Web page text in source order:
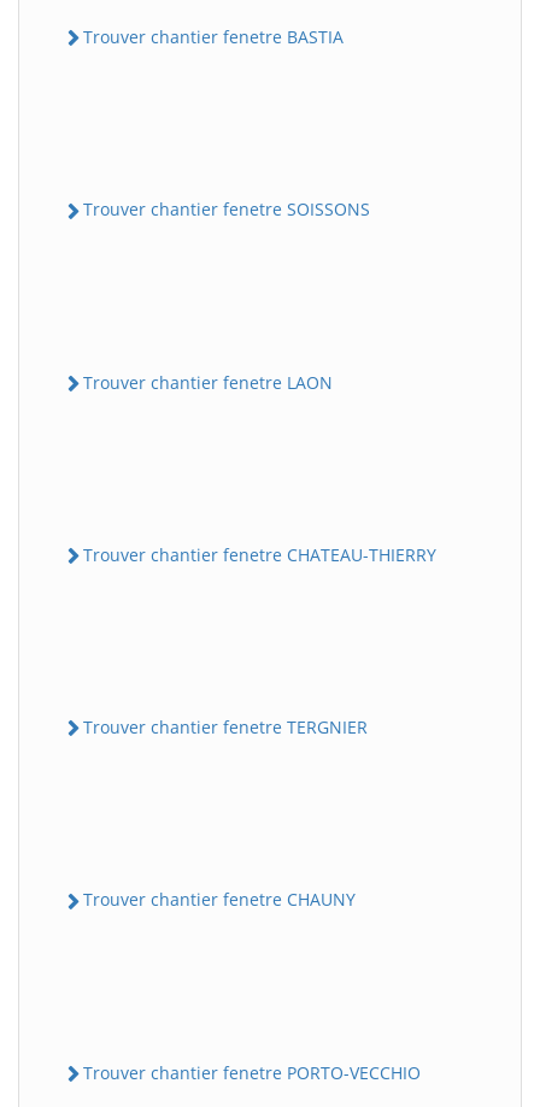
Trouver chantier fenetre BASTIA
Trouver chantier fenetre SOISSONS
Trouver chantier fenetre LAON
Trouver chantier fenetre CHATEAU-THIERRY
Trouver chantier fenetre TERGNIER
Trouver chantier fenetre CHAUNY
Trouver chantier fenetre PORTO-VECCHIO